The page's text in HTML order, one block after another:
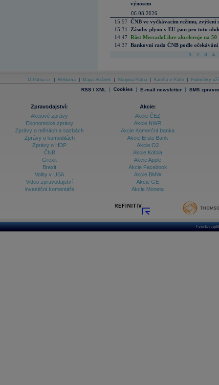
výnosem
06.08.2026
15:57 ČNB ve vyčkávacím režimu, zvýšení
15:31
Zásoby plynu v EU jsou pro toto
14:47 Růst MercadoLibre akceleruje na
14:37 Bankovní rada ČNB podle
1 2 3 4
O Patria.cz Reklama Mapa Stránek Skupina Patria Kariéra v Patrii Podmínky
RSS / XML | Cookies | E-mail newsletter | SMS
Zpravodajství:
Akciové zprávy
Ekonomické zprávy
Zprávy o měnách a sazbách
Zprávy o komoditách
Zprávy o HDP
ČNB
Grexit
Brexit
Volby v USA
Video zpravodajství
Investiční komentáře
Akcie:
Akcie ČEZ
Akcie NWR
Akcie Komerční banka
Akcie Erste Bank
Akcie O2
Akcie Kofola
Akcie Apple
Akcie Facebook
Akcie BMW
Akcie GE
Akcie Moneta
Tvorba